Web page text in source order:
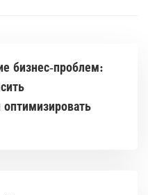
бизнес-проблем:
оптимизировать